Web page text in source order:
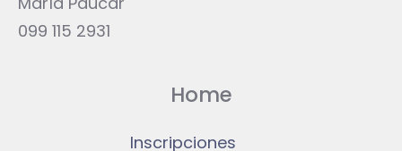
099 115 2931
Home
Inscripciones